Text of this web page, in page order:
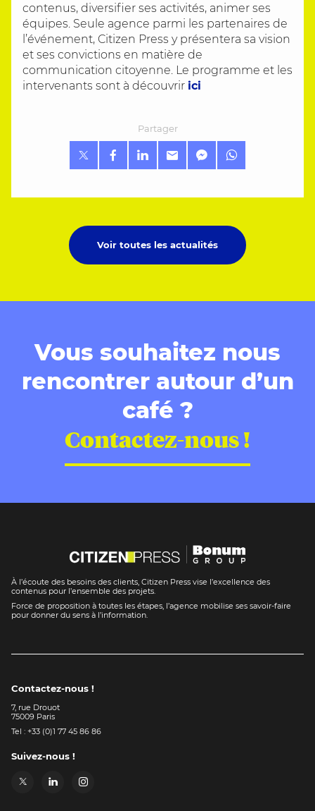
contenus, diversifier ses activités, animer ses
équipes. Seule agence parmi les partenaires de
l’événement, Citizen Press y présentera sa vision
et ses convictions en matière de
communication citoyenne. Le programme et les
intervenants sont à découvrir ici
Partager
Voir toutes les actualités
Vous souhaitez nous
rencontrer autour d’un
café ?
Contactez-nous !
À l’écoute des besoins des clients, Citizen Press vise l’excellence des
contenus pour l’ensemble des projets.
Force de proposition à toutes les étapes, l’agence mobilise ses savoir-faire
pour donner du sens à l’information.
Contactez-nous !
7, rue Drouot
75009 Paris
Tel : +33 (0)1 77 45 86 86
Suivez-nous !